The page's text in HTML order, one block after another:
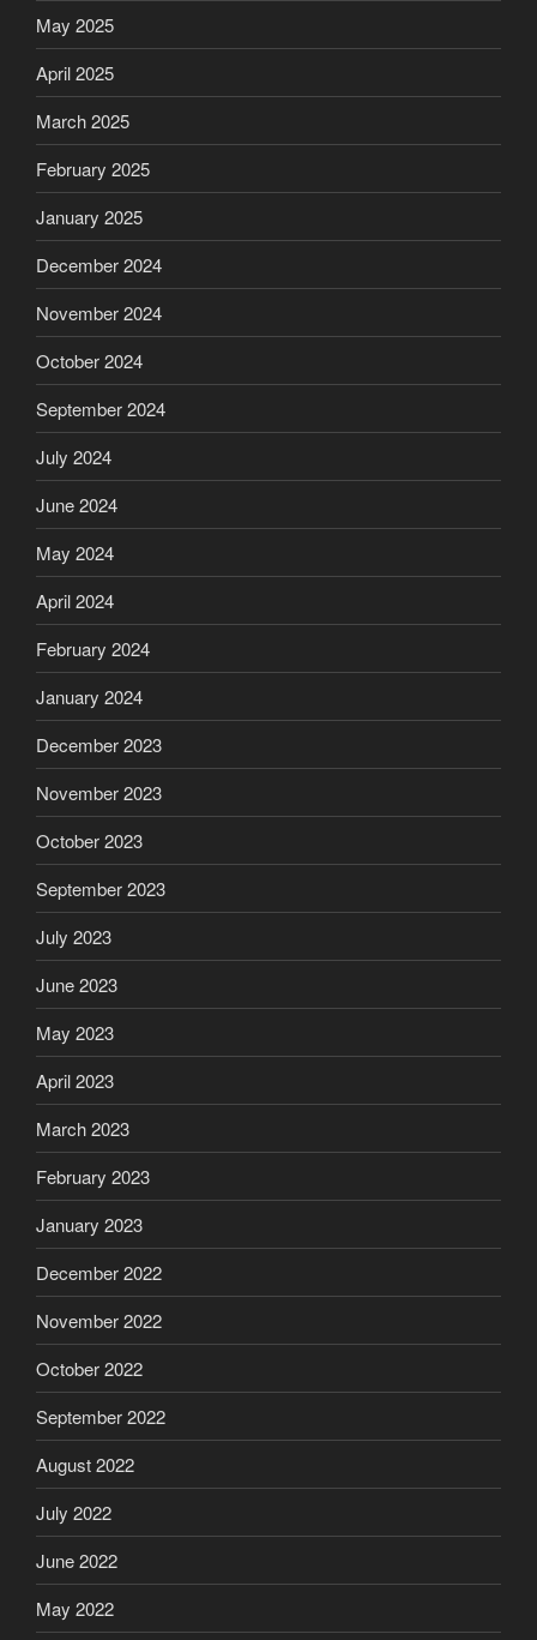
May 2025
April 2025
March 2025
February 2025
January 2025
December 2024
November 2024
October 2024
September 2024
July 2024
June 2024
May 2024
April 2024
February 2024
January 2024
December 2023
November 2023
October 2023
September 2023
July 2023
June 2023
May 2023
April 2023
March 2023
February 2023
January 2023
December 2022
November 2022
October 2022
September 2022
August 2022
July 2022
June 2022
May 2022